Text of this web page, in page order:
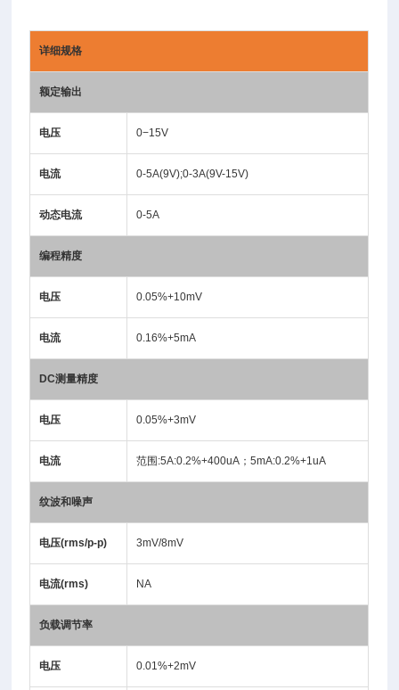
详细规格
额定输出
电压 0−15V
电流 0-5A(9V);0-3A(9V-15V)
动态电流 0-5A
编程精度
电压 0.05%+10mV
电流 0.16%+5mA
DC测量精度
电压 0.05%+3mV
电流 范围:5A:0.2%+400uA；5mA:0.2%+1uA
纹波和噪声
电压(rms/p-p) 3mV/8mV
电流(rms) NA
负载调节率
电压 0.01%+2mV